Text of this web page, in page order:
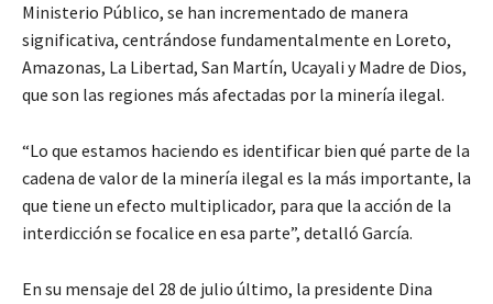
Ministerio Público, se han incrementado de manera
significativa, centrándose fundamentalmente en Loreto,
Amazonas, La Libertad, San Martín, Ucayali y Madre de Dios,
que son las regiones más afectadas por la minería ilegal.
“Lo que estamos haciendo es identificar bien qué parte de la
cadena de valor de la minería ilegal es la más importante, la
que tiene un efecto multiplicador, para que la acción de la
interdicción se focalice en esa parte”, detalló García.
En su mensaje del 28 de julio último, la presidente Dina